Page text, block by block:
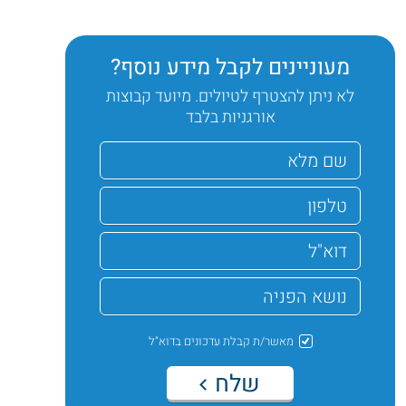
מעוניינים לקבל מידע נוסף?
לא ניתן להצטרף לטיולים. מיועד קבוצות
אורגניות בלבד
מאשר/ת קבלת עדכונים בדוא"ל
שלח